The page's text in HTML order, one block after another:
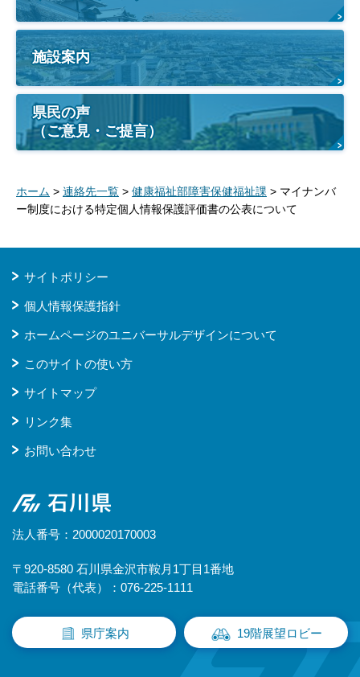
施設案内
県民の声
（ご意見・ご提言）
ホーム > 連絡先一覧 > 健康福祉部障害保健福祉課 > マイナンバ
ー制度における特定個人情報保護評価書の公表について
サイトポリシー
個人情報保護指針
ホームページのユニバーサルデザインについて
このサイトの使い方
サイトマップ
リンク集
お問い合わせ
石川県
法人番号：2000020170003
〒920-8580 石川県金沢市鞍月1丁目1番地
電話番号（代表）：076-225-1111
県庁案内 19階展望ロビー